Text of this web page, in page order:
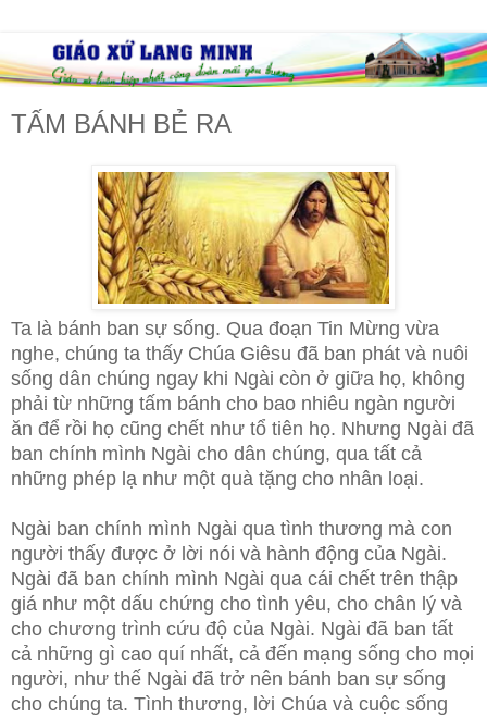
TẤM BÁNH BẺ RA
Ta là bánh ban sự sống. Qua đoạn Tin Mừng vừa
nghe, chúng ta thấy Chúa Giêsu đã ban phát và nuôi
sống dân chúng ngay khi Ngài còn ở giữa họ, không
phải từ những tấm bánh cho bao nhiêu ngàn người
ăn để rồi họ cũng chết như tổ tiên họ. Nhưng Ngài đã
ban chính mình Ngài cho dân chúng, qua tất cả
những phép lạ như một quà tặng cho nhân loại.
Ngài ban chính mình Ngài qua tình thương mà con
người thấy được ở lời nói và hành động của Ngài.
Ngài đã ban chính mình Ngài qua cái chết trên thập
giá như một dấu chứng cho tình yêu, cho chân lý và
cho chương trình cứu độ của Ngài. Ngài đã ban tất
cả những gì cao quí nhất, cả đến mạng sống cho mọi
người, như thế Ngài đã trở nên bánh ban sự sống
cho chúng ta. Tình thương, lời Chúa và cuộc sống